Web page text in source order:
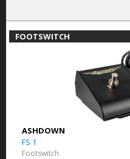
FOOTSWITCH
ASHDOWN
FS 1
Footswitch